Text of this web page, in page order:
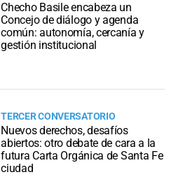
Checho Basile encabeza un
Concejo de diálogo y agenda
común: autonomía, cercanía y
gestión institucional
TERCER CONVERSATORIO
Nuevos derechos, desafíos
abiertos: otro debate de cara a la
futura Carta Orgánica de Santa Fe
ciudad